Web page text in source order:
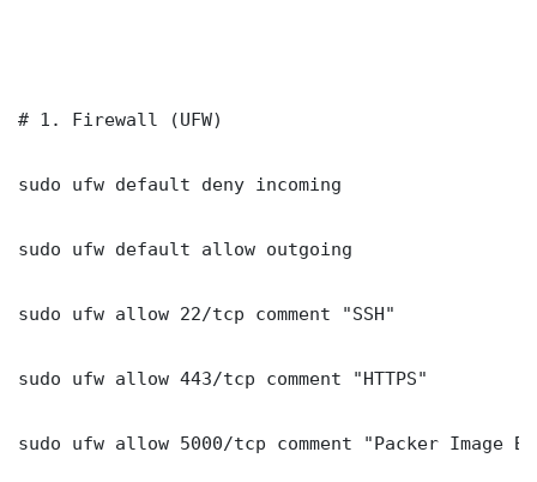
# 1. Firewall (UFW)
sudo ufw default deny incoming
sudo ufw default allow outgoing
sudo ufw allow 22/tcp comment "SSH"
sudo ufw allow 443/tcp comment "HTTPS"
sudo ufw allow 5000/tcp comment "Packer Image